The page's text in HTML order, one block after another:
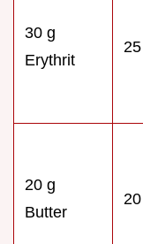
30 g
Erythrit
20 g
Butter